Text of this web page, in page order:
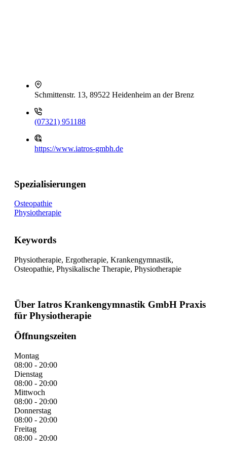
Schmittenstr. 13, 89522 Heidenheim an der Brenz
(07321) 951188
https://www.iatros-gmbh.de
Spezialisierungen
Osteopathie
Physiotherapie
Keywords
Physiotherapie, Ergotherapie, Krankengymnastik,
Osteopathie, Physikalische Therapie, Physiotherapie
Über Iatros Krankengymnastik GmbH Praxis
für Physiotherapie
Öffnungszeiten
Montag
08:00 - 20:00
Dienstag
08:00 - 20:00
Mittwoch
08:00 - 20:00
Donnerstag
08:00 - 20:00
Freitag
08:00 - 20:00